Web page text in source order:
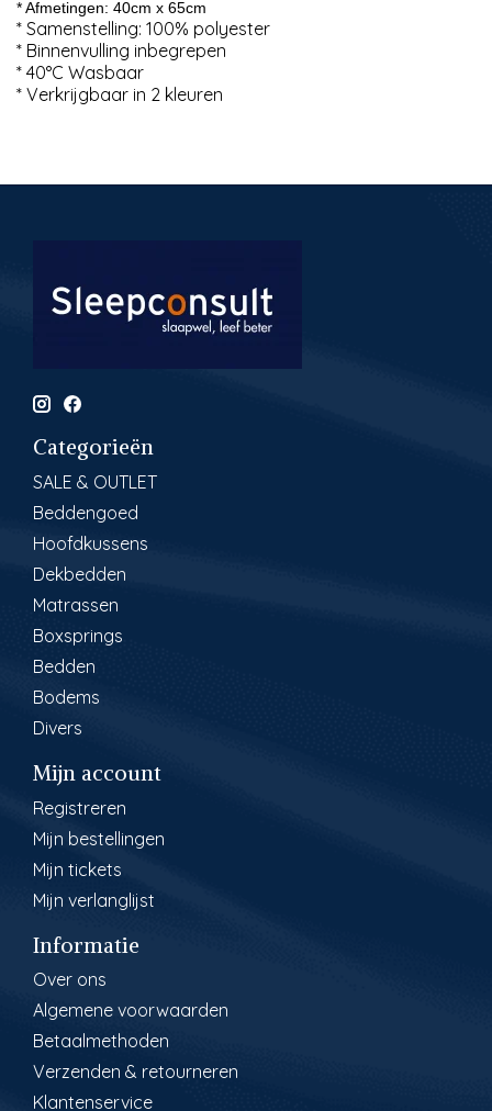
* Afmetingen: 40cm x 65cm
* Samenstelling: 100% polyester
* Binnenvulling inbegrepen
* 40°C Wasbaar
* Verkrijgbaar in 2 kleuren
Categorieën
SALE & OUTLET
Beddengoed
Hoofdkussens
Dekbedden
Matrassen
Boxsprings
Bedden
Bodems
Divers
Mijn account
Registreren
Mijn bestellingen
Mijn tickets
Mijn verlanglijst
Informatie
Over ons
Algemene voorwaarden
Betaalmethoden
Verzenden & retourneren
Klantenservice